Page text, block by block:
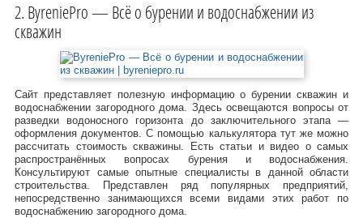
ByreniePro — Всё о бурении и водоснабжении из
скважин
Сайт представляет полезную информацию о бурении скважин и
водоснабжении загородного дома. Здесь освещаются вопросы от
разведки водоносного горизонта до заключительного этапа —
оформления документов. С помощью калькулятора тут же можно
рассчитать стоимость скважины. Есть статьи и видео о самых
распространённых вопросах бурения и водоснабжения.
Консультируют самые опытные специалисты в данной области
строительства. Представлен ряд популярных предприятий,
непосредственно занимающихся всеми видами этих работ по
водоснабжению загородного дома.